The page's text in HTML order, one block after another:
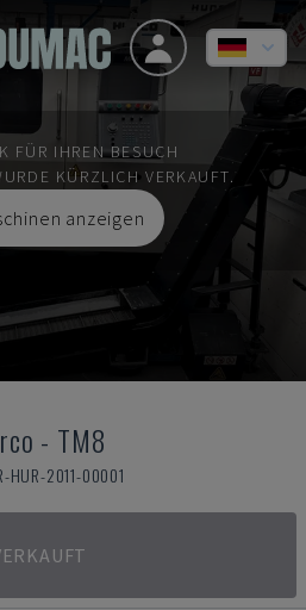
FÜR IHREN BESUCH
KÜRZLICH VERKAUFT.
anzeigen
- TM8
HUR-2011-00001